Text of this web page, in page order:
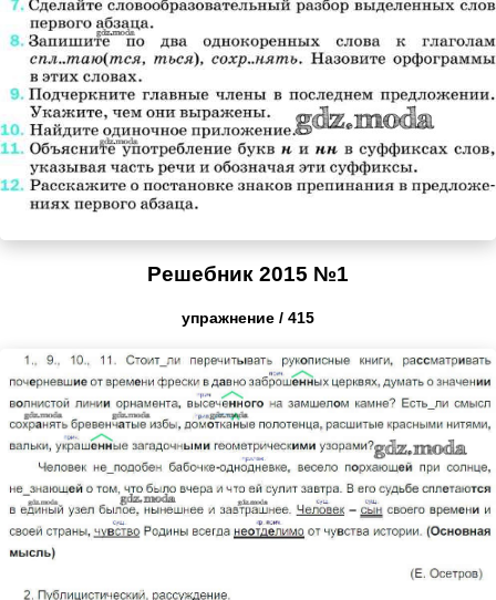
Решебник 2015 №1
упражнение / 415